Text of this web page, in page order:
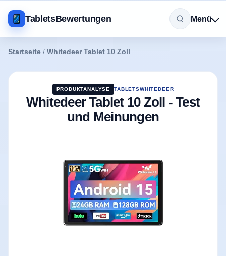
TabletsBewertungen Menü
Startseite / Whitedeer Tablet 10 Zoll
PRODUKTANALYSE TABLETSWHITEDEER
Whitedeer Tablet 10 Zoll - Test
und Meinungen